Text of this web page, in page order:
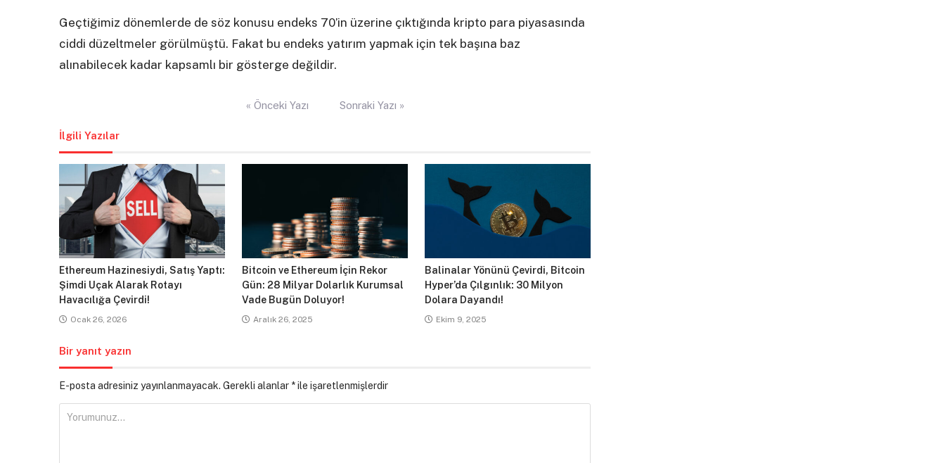
Geçtiğimiz dönemlerde de söz konusu endeks 70’in üzerine çıktığında kripto para piyasasında
ciddi düzeltmeler görülmüştü. Fakat bu endeks yatırım yapmak için tek başına baz
alınabilecek kadar kapsamlı bir gösterge değildir.
« Önceki Yazı Sonraki Yazı »
İlgili Yazılar
Ethereum Hazinesiydi, Satış Yaptı:
Şimdi Uçak Alarak Rotayı
Havacılığa Çevirdi!
Ocak 26, 2026
Bitcoin ve Ethereum İçin Rekor
Gün: 28 Milyar Dolarlık Kurumsal
Vade Bugün Doluyor!
Aralık 26, 2025
Balinalar Yönünü Çevirdi, Bitcoin
Hyper’da Çılgınlık: 30 Milyon
Dolara Dayandı!
Ekim 9, 2025
Bir yanıt yazın
E-posta adresiniz yayınlanmayacak. Gerekli alanlar *ile işaretlenmişlerdir